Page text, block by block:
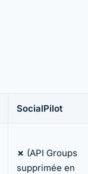
SocialPilot
✗ (API Groups
supprimée en